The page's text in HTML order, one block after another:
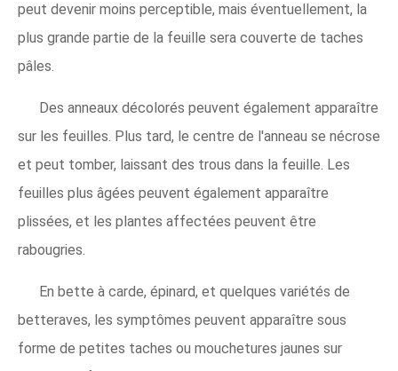
peut devenir moins perceptible, mais éventuellement, la
plus grande partie de la feuille sera couverte de taches
pâles.
Des anneaux décolorés peuvent également apparaître
sur les feuilles. Plus tard, le centre de l'anneau se nécrose
et peut tomber, laissant des trous dans la feuille. Les
feuilles plus âgées peuvent également apparaître
plissées, et les plantes affectées peuvent être
rabougries.
En bette à carde, épinard, et quelques variétés de
betteraves, les symptômes peuvent apparaître sous
forme de petites taches ou mouchetures jaunes sur